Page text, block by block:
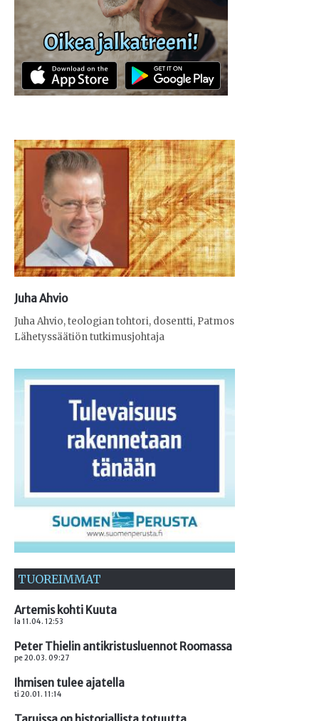
Juha Ahvio
Juha Ahvio, teologian tohtori, dosentti, Patmos
Lähetyssäätiön tutkimusjohtaja
TUOREIMMAT
Artemis kohti Kuuta
la 11.04. 12:53
Peter Thielin antikristusluennot Roomassa
pe 20.03. 09:27
Ihmisen tulee ajatella
ti 20.01. 11:14